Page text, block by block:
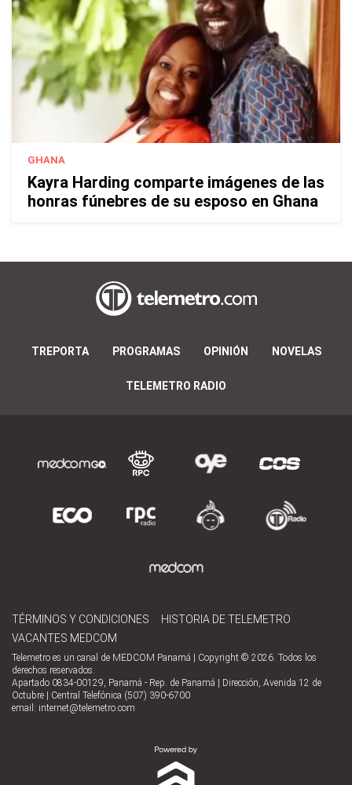
GHANA
Kayra Harding comparte imágenes de las
honras fúnebres de su esposo en Ghana
TREPORTA PROGRAMAS OPINIÓN NOVELAS
TELEMETRO RADIO
TÉRMINOS Y CONDICIONES
HISTORIA DE TELEMETRO
VACANTES MEDCOM
Telemetro es un canal de MEDCOM Panamá | Copyright © 2026. Todos los
derechos reservados.
Apartado 0834-00129, Panamá - Rep. de Panamá | Dirección, Avenida 12 de
Octubre | Central Telefónica (507) 390-6700
email: internet@telemetro.com